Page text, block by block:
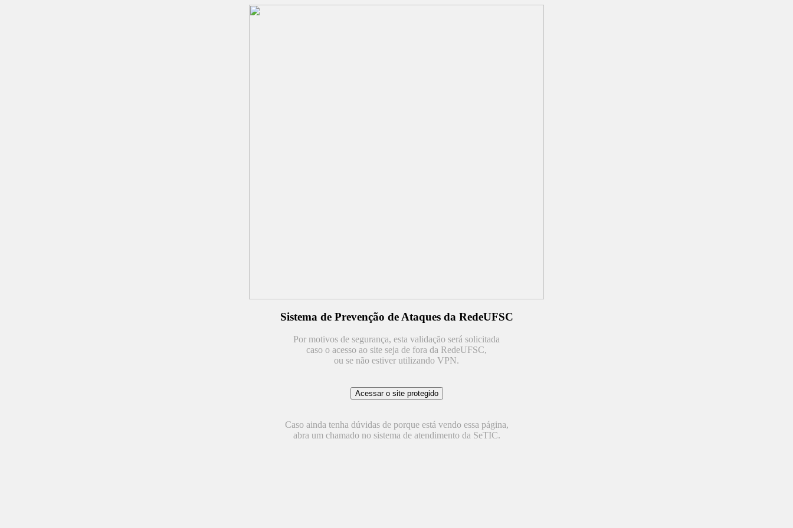
Sistema de Prevenção de Ataques da RedeUFSC
Por motivos de segurança, esta validação será solicitada
caso o acesso ao site seja de fora da RedeUFSC,
ou se não estiver utilizando VPN.
Caso ainda tenha dúvidas de porque está vendo essa página,
abra um chamado no sistema de atendimento da SeTIC.